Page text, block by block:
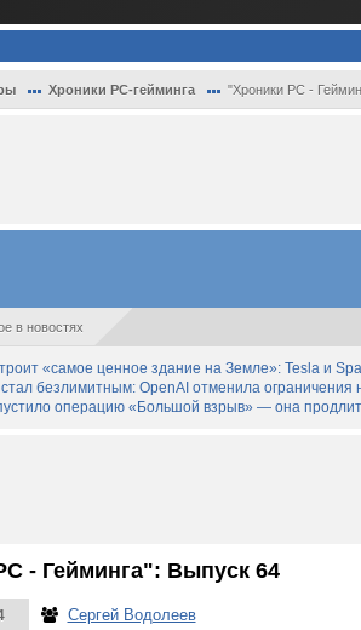
Хроники PC-гейминга "Хроники PC -
в новостях
«самое ценное здание на Земле»: Tesla и
безлимитным: OpenAI отменила ограничения
операцию «Большой взрыв» — она
- Гейминга": Выпуск 64
Сергей Водолеев